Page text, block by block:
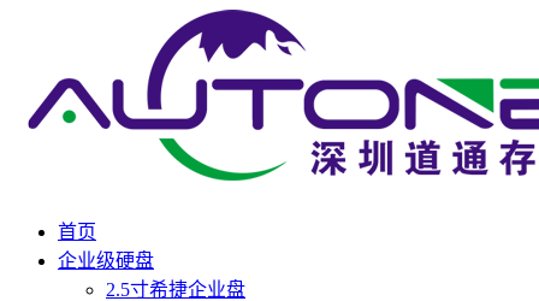
首页
企业级硬盘
2.5寸希捷企业盘